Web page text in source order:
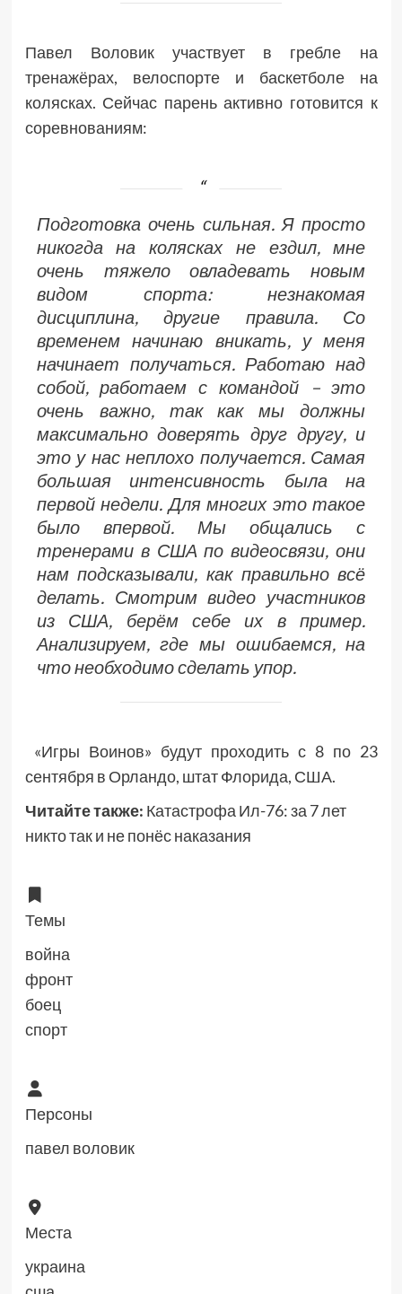
Павел Воловик участвует в гребле на
тренажёрах, велоспорте и баскетболе на
колясках. Сейчас парень активно готовится к
соревнованиям:
Подготовка очень сильная. Я просто
никогда на колясках не ездил, мне
очень тяжело овладевать новым
видом спорта: незнакомая
дисциплина, другие правила. Со
временем начинаю вникать, у меня
начинает получаться. Работаю над
собой, работаем с командой – это
очень важно, так как мы должны
максимально доверять друг другу, и
это у нас неплохо получается. Самая
большая интенсивность была на
первой недели. Для многих это такое
было впервой. Мы общались с
тренерами в США по видеосвязи, они
нам подсказывали, как правильно всё
делать. Смотрим видео участников
из США, берём себе их в пример.
Анализируем, где мы ошибаемся, на
что необходимо сделать упор.
«Игры Воинов» будут проходить с 8 по 23
сентября в Орландо, штат Флорида, США.
Читайте также: Катастрофа Ил-76: за 7 лет
никто так и не понёс наказания
Темы
война
фронт
боец
спорт
Персоны
павел воловик
Места
украина